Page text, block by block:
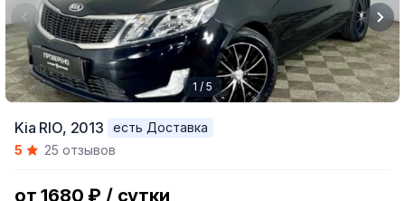
of
1 / 5
Kia RIO, 2013
есть Доставка
5
25 отзывов
от 1680 ₽ / сутки